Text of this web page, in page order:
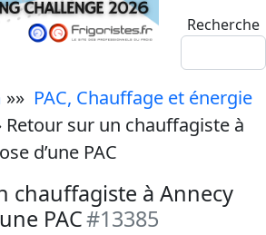
Recherche
»» PAC, Chauffage et énergie
Retour sur un chauffagiste à
d’une PAC
chauffagiste à Annecy
PAC#13385